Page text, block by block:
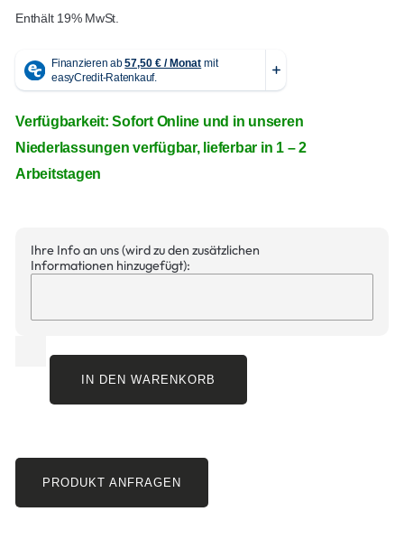
Enthält 19% MwSt.
Verfügbarkeit: Sofort Online und in unseren
Niederlassungen verfügbar, lieferbar in 1 – 2
Arbeitstagen
Ihre Info an uns (wird zu den zusätzlichen
Informationen hinzugefügt):
IN DEN WARENKORB
PRODUKT ANFRAGEN